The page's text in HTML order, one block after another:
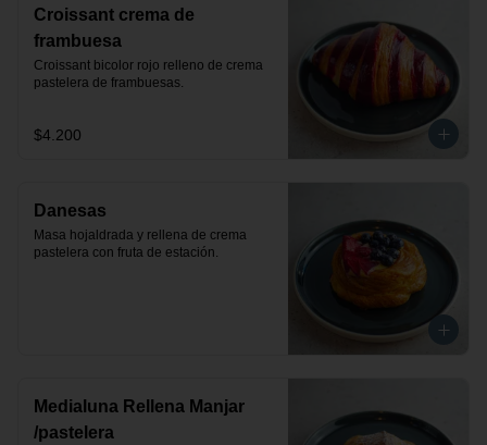
Croissant crema de
frambuesa
Croissant bicolor rojo relleno de crema
pastelera de frambuesas.
$4.200
Danesas
Masa hojaldrada y rellena de crema
pastelera con fruta de estación.
Medialuna Rellena Manjar
/pastelera